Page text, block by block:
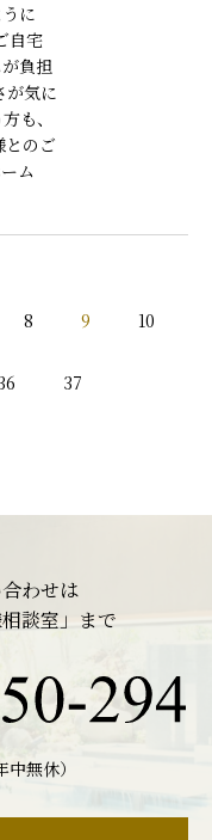
――
自宅
負担
が気に
も、
とのご
ム
8 9 10
37
わせは
談室」まで
無休）